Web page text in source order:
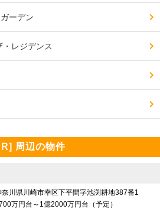
ーデン
・レジデンス
周辺の物件
奈川県川崎市幸区下平間字池渕耕地387番1
万円台～1億2000万円台（予定）